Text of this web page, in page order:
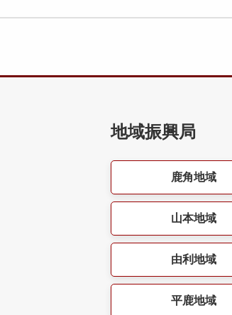
地域振興局
鹿角地域
山本地域
由利地域
平鹿地域